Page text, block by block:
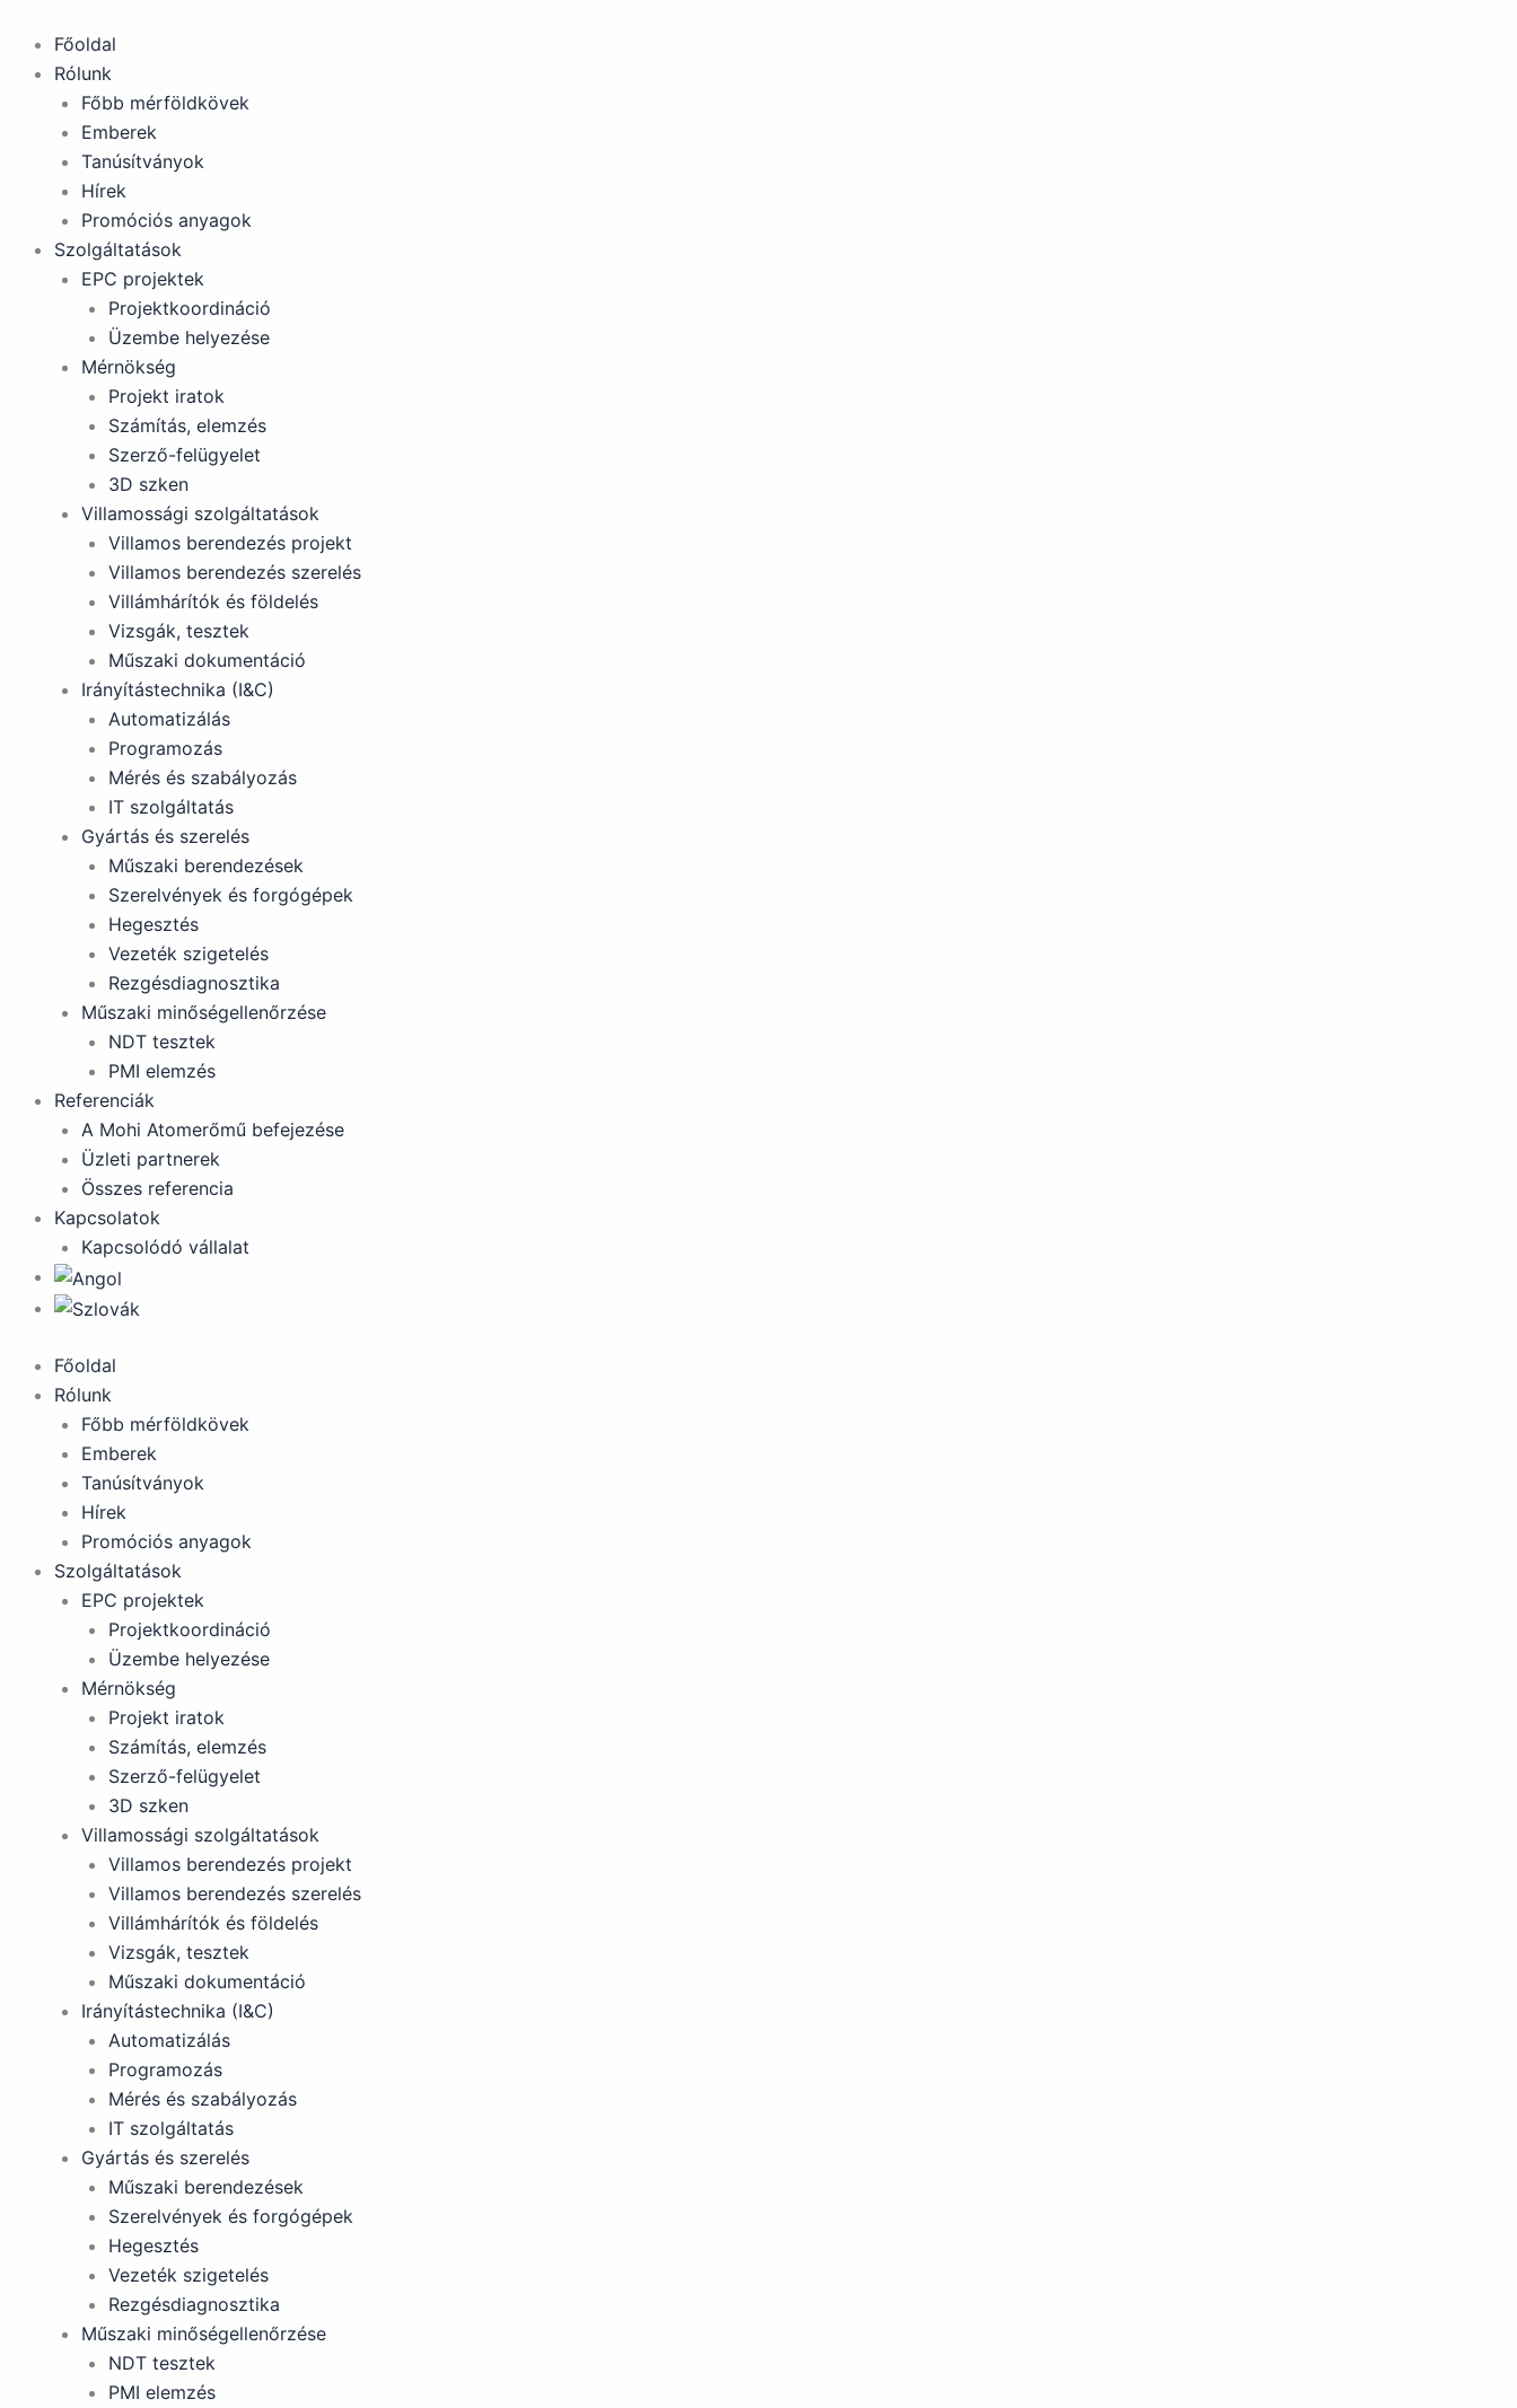
content
Főoldal
Rólunk
Főbb mérföldkövek
Emberek
Tanúsítványok
Hírek
Promóciós anyagok
Szolgáltatások
EPC projektek
Projektkoordináció
Üzembe helyezése
Mérnökség
Projekt iratok
Számítás, elemzés
Szerző-felügyelet
3D szken
Villamossági szolgáltatások
Villamos berendezés projekt
Villamos berendezés szerelés
Villámhárítók és földelés
Vizsgák, tesztek
Műszaki dokumentáció
Irányítástechnika (I&C)
Automatizálás
Programozás
Mérés és szabályozás
IT szolgáltatás
Gyártás és szerelés
Műszaki berendezések
Szerelvények és forgógépek
Hegesztés
Vezeték szigetelés
Rezgésdiagnosztika
Műszaki minőségellenőrzése
NDT tesztek
PMI elemzés
Referenciák
A Mohi Atomerőmű befejezése
Üzleti partnerek
Összes referencia
Kapcsolatok
Kapcsolódó vállalat
Főoldal
Rólunk
Főbb mérföldkövek
Emberek
Tanúsítványok
Hírek
Promóciós anyagok
Szolgáltatások
EPC projektek
Projektkoordináció
Üzembe helyezése
Mérnökség
Projekt iratok
Számítás, elemzés
Szerző-felügyelet
3D szken
Villamossági szolgáltatások
Villamos berendezés projekt
Villamos berendezés szerelés
Villámhárítók és földelés
Vizsgák, tesztek
Műszaki dokumentáció
Irányítástechnika (I&C)
Automatizálás
Programozás
Mérés és szabályozás
IT szolgáltatás
Gyártás és szerelés
Műszaki berendezések
Szerelvények és forgógépek
Hegesztés
Vezeték szigetelés
Rezgésdiagnosztika
Műszaki minőségellenőrzése
NDT tesztek
PMI elemzés